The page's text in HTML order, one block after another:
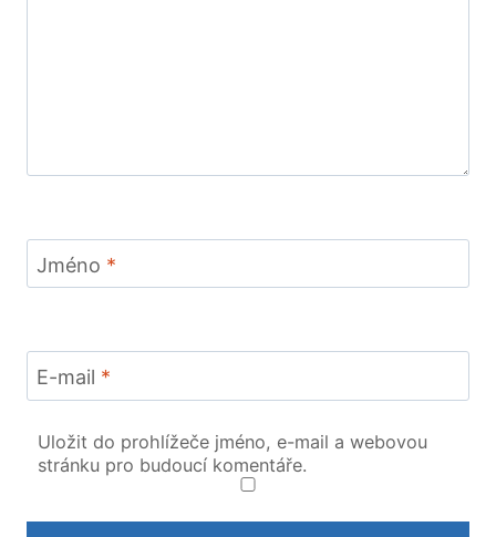
Jméno *
E-mail *
Uložit do prohlížeče jméno, e-mail a webovou
stránku pro budoucí komentáře.